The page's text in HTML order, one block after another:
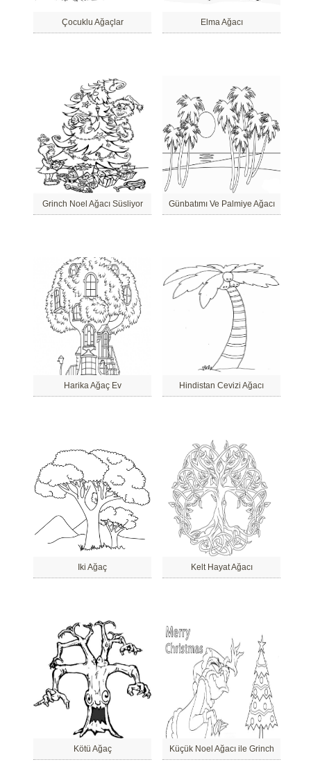
Çocuklu Ağaçlar Elma Ağacı
Grinch Noel Ağacı Süsliyor Günbatımı Ve Palmiye Ağacı
Harika Ağaç Ev Hindistan Cevizi Ağacı
Iki Ağaç Kelt Hayat Ağacı
Kötü Ağaç Küçük Noel Ağacı ile Grinch